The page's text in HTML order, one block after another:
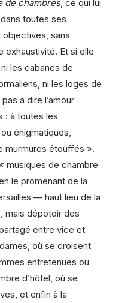
de chambres, ce qui lui
toutes ses
sans
exhaustivité. Et si elle
les cabanes de
ni les loges de
à dire l’amour
: à toutes les
énigmatiques,
murmures étouffés ».
musiques de chambre
le promenant de la
— haut lieu de la
mais dépotoir des
entre vice et
où se croisent
entretenues ou
d’hôtel, où se
et enfin à la